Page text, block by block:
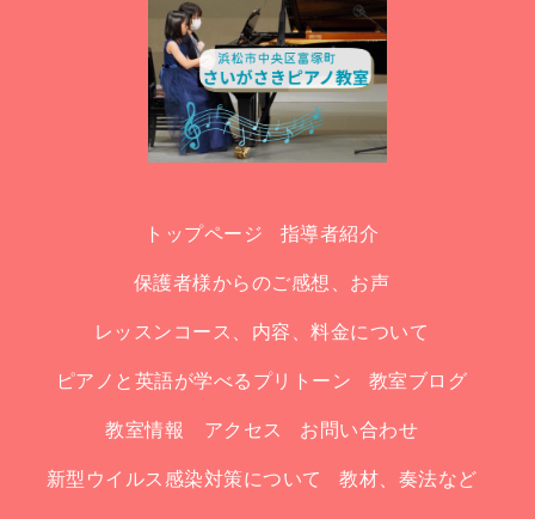
トップページ 指導者紹介
保護者様からのご感想、お声
レッスンコース、内容、料金について
ピアノと英語が学べるプリトーン 教室ブログ
教室情報 アクセス お問い合わせ
新型ウイルス感染対策について 教材、奏法など